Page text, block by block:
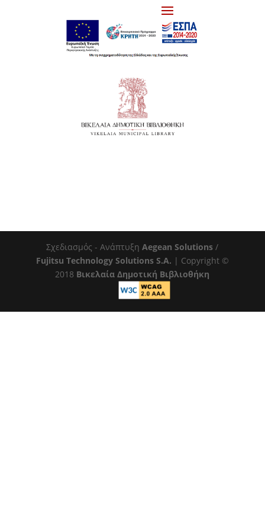
Σχεδιασμός - ΑνάπτυξηAegean Solutions /
Fujitsu Technology Solutions S.A. | Copyright ©
2018 Βικελαία Δημοτική Βιβλιοθήκη